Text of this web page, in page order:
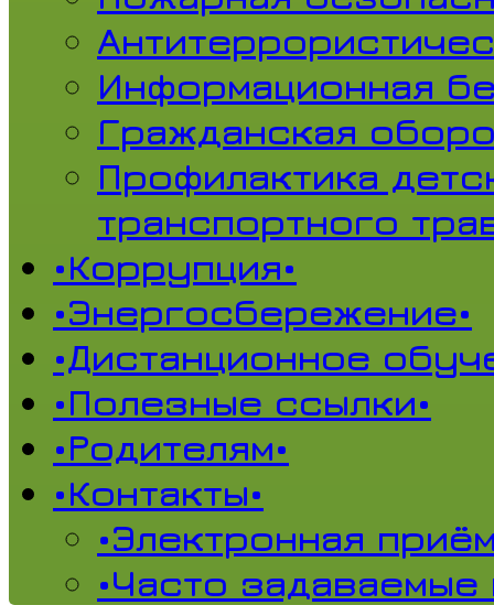
Информационная
Гражданская
Профилактика
транспортного
•Коррупция•
•Энергосбережение•
•Дистанционное
•Полезные ссылки•
•Родителям•
•Контакты•
•Электронная
•Часто